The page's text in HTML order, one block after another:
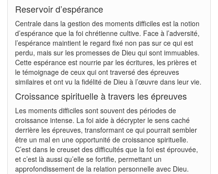
Reservoir d’espérance
Centrale dans la gestion des moments difficiles est la notion
d’espérance que la foi chrétienne cultive. Face à l’adversité,
l’espérance maintient le regard fixé non pas sur ce qui est
perdu, mais sur les promesses de Dieu qui sont immuables.
Cette espérance est nourrie par les écritures, les prières et
le témoignage de ceux qui ont traversé des épreuves
similaires et ont vu la fidélité de Dieu à l’œuvre dans leur vie.
Croissance spirituelle à travers les épreuves
Les moments difficiles sont souvent des périodes de
croissance intense. La foi aide à décrypter le sens caché
derrière les épreuves, transformant ce qui pourrait sembler
être un mal en une opportunité de croissance spirituelle.
C’est dans le creuset des difficultés que la foi est éprouvée,
et c’est là aussi qu’elle se fortifie, permettant un
approfondissement de la relation personnelle avec Dieu.